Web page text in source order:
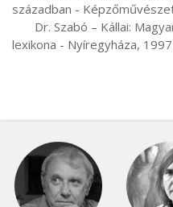
században -
lexikona - Nyíregyháza, 1997